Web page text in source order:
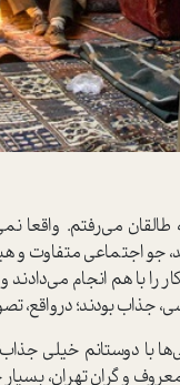
طالقان می‌رفتم.
جو اجتماعی متفاوت و
را با هم انجام
جذاب‌ بودند؛ در‌واقع،
با دوستانم خیلی
و گران تهران،